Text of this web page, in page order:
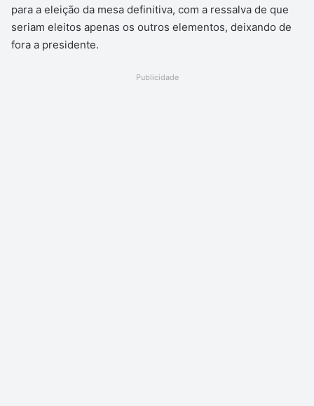
para a eleição da mesa definitiva, com a ressalva de que
seriam eleitos apenas os outros elementos, deixando de
fora a presidente.
Publicidade